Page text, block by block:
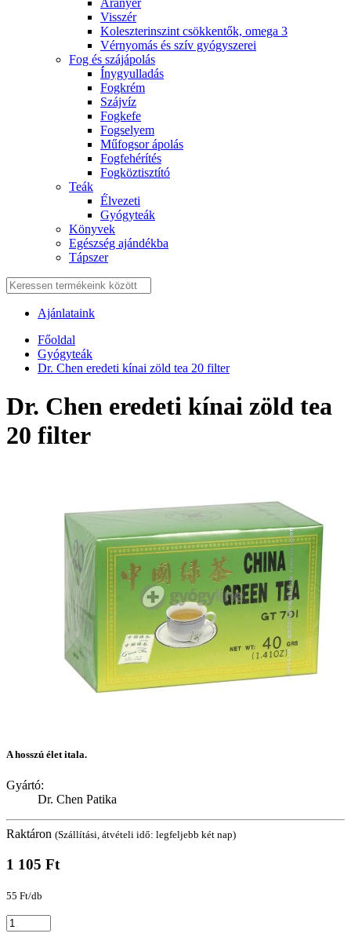
Aranyér
Visszér
Koleszterinszint csökkentők, omega 3
Vérnyomás és szív gyógyszerei
Fog és szájápolás
Í́nygyulladás
Fogkrém
Szájvíz
Fogkefe
Fogselyem
Műfogsor ápolás
Fogfehérítés
Fogköztisztító
Teák
É́lvezeti
Gyógyteák
Könyvek
Egészség ajándékba
Tápszer
Ajánlataink
Főoldal
Gyógyteák
Dr. Chen eredeti kínai zöld tea 20 filter
Dr. Chen eredeti kínai zöld tea
20 filter
A hosszú élet itala.
Gyártó:
Dr. Chen Patika
Raktáron (Szállítási, átvételi idő: legfeljebb két nap)
1 105 Ft
55 Ft/db